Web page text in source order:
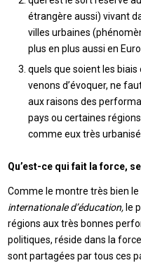
étrangère aussi) vivant
villes urbaines
plus en plus aussi en
quels que soient les
venons d’évoquer, ne
aux raisons des
pays ou certaines
comme eux très
Qu’est-ce qui fait la force,
Comme le montre très bien le
internationale d’éducation, le
régions aux très bonnes
politiques, réside dans la
sont partagées par tous ces